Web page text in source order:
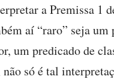
a Premissa 1
aí “raro” seja um
um predicado de
só é tal